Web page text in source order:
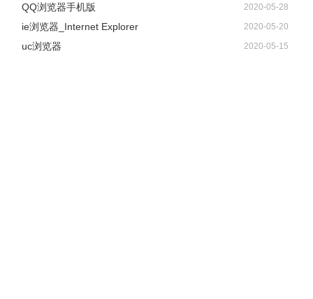
QQ浏览器手机版 2020-05-28
ie浏览器_Internet Explorer 2020-05-20
uc浏览器 2020-05-15